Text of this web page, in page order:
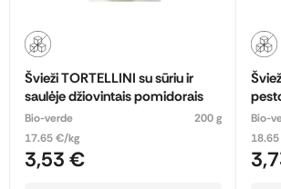
Švieži TORTELLINI su sūriu ir
saulėje džiovintais pomidorais
Bio-verde
200 g
17.65 €/kg
3,53 €
Bio-